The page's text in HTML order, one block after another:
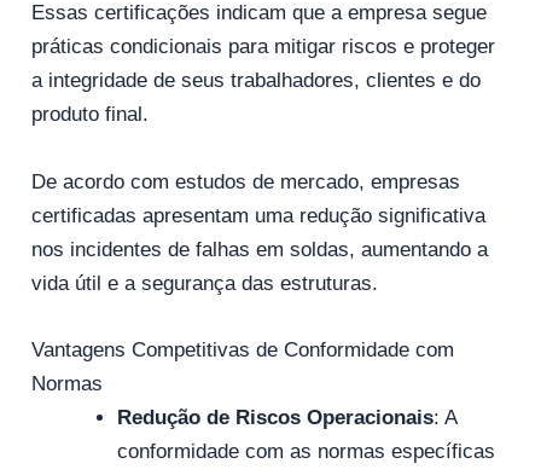
Essas certificações indicam que a empresa segue
práticas condicionais para mitigar riscos e proteger
a integridade de seus trabalhadores, clientes e do
produto final.
De acordo com estudos de mercado, empresas
certificadas apresentam uma redução significativa
nos incidentes de falhas em soldas, aumentando a
vida útil e a segurança das estruturas.
Vantagens Competitivas de Conformidade com
Normas
Redução de Riscos Operacionais: A
conformidade com as normas específicas